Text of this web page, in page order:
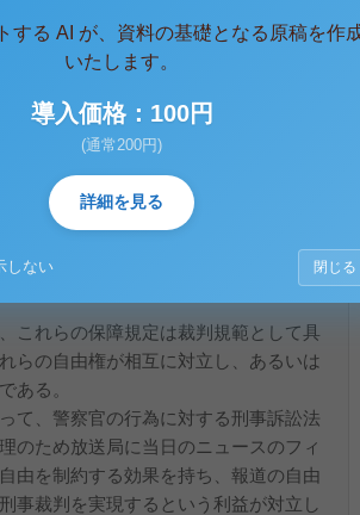
作権法違反となります。
ます。 )
これらの保障規定は裁判規範として具
らの自由権が相互に対立し、あるいは
ある。
て、警察官の行為に対する刑事訴訟法
のため放送局に当日のニュースのフィ
由を制約する効果を持ち、報道の自由
事裁判を実現するという利益が対立し
する AI が、資料の基礎となる原稿を作
いたします。
導入価格：100円
(通常200円)
詳細を見る
しない 閉じる